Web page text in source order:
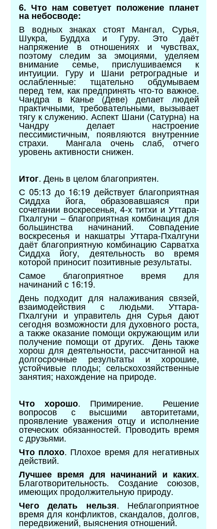
6. Что нам советует положение планет
на небосводе:
В водных знаках стоят Мангал, Сурья,
Шукра, Буддха и Гуру. Это даёт
напряжение в отношениях и чувствах,
поэтому следим за эмоциями, уделяем
внимание семье, прислушиваемся к
интуиции. Гуру и Шани ретроградные и
ослабленные: тщательно обдумываем
перед тем, как предпринять что-то важное.
Чандра в Канье (Деве) делает людей
практичными, требовательными, вызывает
тягу к служению. Аспект Шани (Сатурна) на
Чандру делает настроение
пессимистичным, появляются внутренние
страхи. Мангала очень слаб, отчего
уровень активности снижен.
Итог. День в целом благоприятен.
С 05:13 до 16:19 действует благоприятная
Сиддха йога, образовавшаяся при
сочетании воскресенья, 4-х титхи и Уттара-
Пхалгуни – благоприятная комбинация для
большинства начинаний. Совпадение
воскресенья и накшатры Уттара-Пхалгуни
даёт благоприятную комбинацию Сарватха
Сиддха йогу, деятельность во время
которой приносит позитивные результаты.
Самое благоприятное время для
начинаний с 16:19.
День подходит для налаживания связей,
взаимодействия с людьми. Уттара-
Пхалгуни и управитель дня Сурья дают
сегодня возможности для духовного роста,
а также оказание помощи окружающим или
получение помощи от других. День также
хорош для деятельности, рассчитанной на
долгосрочные результаты и хорошие,
устойчивые плоды; сельскохозяйственные
занятия; нахождение на природе.
Что хорошо. Примирение. Решение
вопросов с высшими авторитетами,
проявление уважения отцу и исполнение
отеческих обязанностей. Проводить время
с друзьями.
Что плохо. Плохое время для негативных
действий.
Лучшее время для начинаний и каких.
Благотворительность. Создание союзов,
имеющих продолжительную природу.
Чего делать нельзя. Неблагоприятное
время для конфликтов, скандалов, долгов,
передвижений, выяснения отношений.